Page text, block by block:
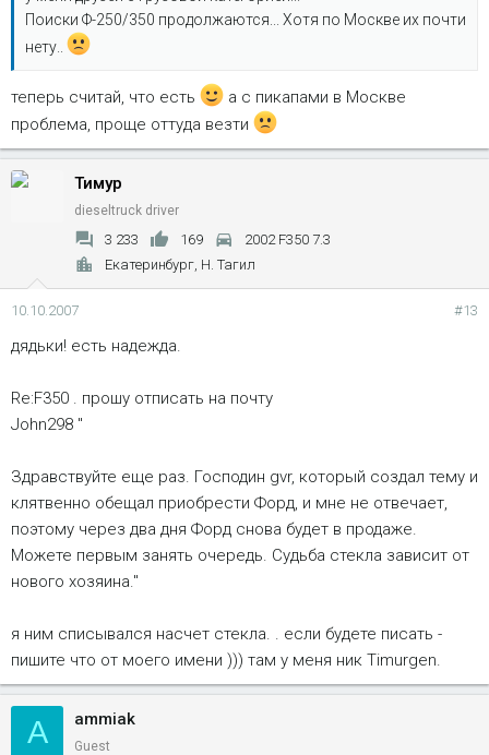
Поиски Ф-250/350 продолжаются... Хотя по Москве их почти
нету..
теперь считай, что есть
а с пикапами в Москве
проблема, проще оттуда везти
Тимур
dieseltruck driver
3 233 169
2002 F350 7.3
Екатеринбург, Н. Тагил
10.10.2007 #13
дядьки! есть надежда.
Re:F350 . прошу отписать на почту
John298 "
Здравствуйте еще раз. Господин gvr, который создал тему и
клятвенно обещал приобрести Форд, и мне не отвечает,
поэтому через два дня Форд снова будет в продаже.
Можете первым занять очередь. Судьба стекла зависит от
нового хозяина."
я ним списывался насчет стекла. . если будете писать -
пишите что от моего имени ))) там у меня ник Timurgen.
A ammiak
Guest